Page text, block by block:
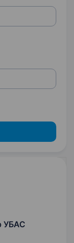
УБАС